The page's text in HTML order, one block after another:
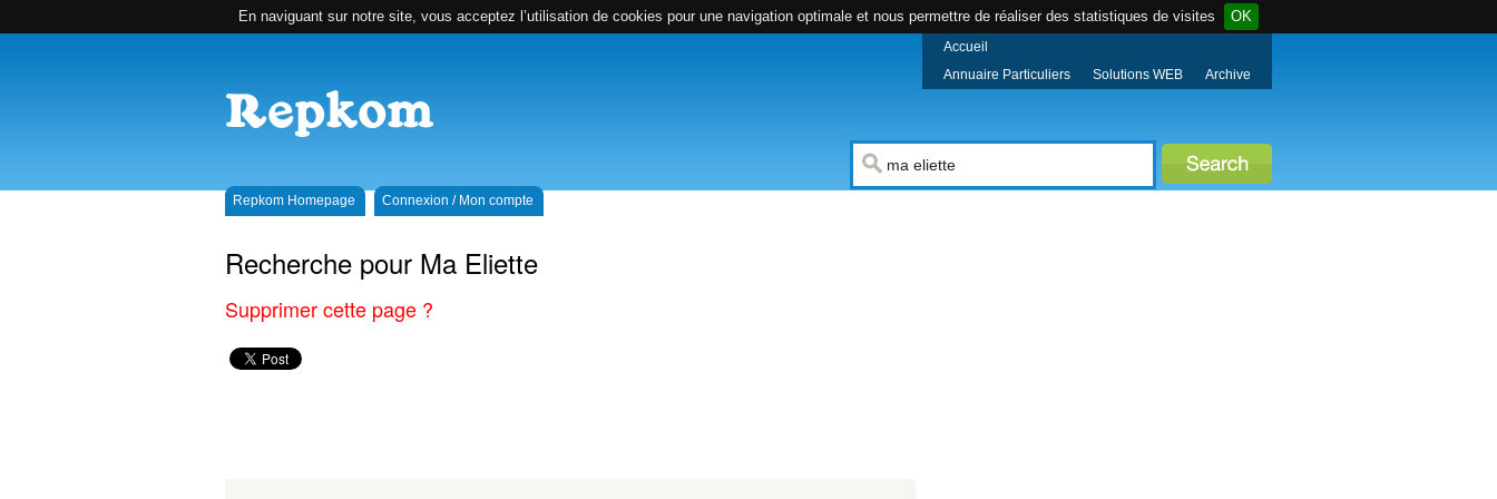
En naviguant sur notre site, vous acceptez l’utilisation de cookies pour une navigation optimale et nous permettre de réaliser des statistiques de visites OK
Accueil
Annuaire Particuliers
Solutions WEB Archive
Repkom Homepage Connexion / Mon compte
Recherche pour Ma Eliette
Supprimer cette page ?